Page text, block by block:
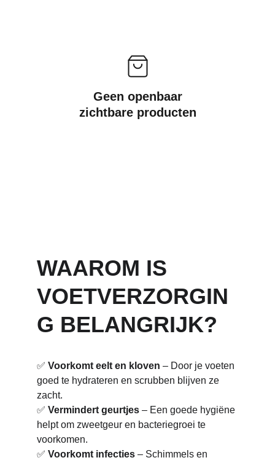
Geen openbaar
zichtbare producten
WAAROM IS
VOETVERZORGIN
G BELANGRIJK?
✅ Voorkomt eelt en kloven – Door je voeten
goed te hydrateren en scrubben blijven ze
zacht.
✅ Vermindert geurtjes – Een goede hygiëne
helpt om zweetgeur en bacteriegroei te
voorkomen.
✅ Voorkomt infecties – Schimmels en